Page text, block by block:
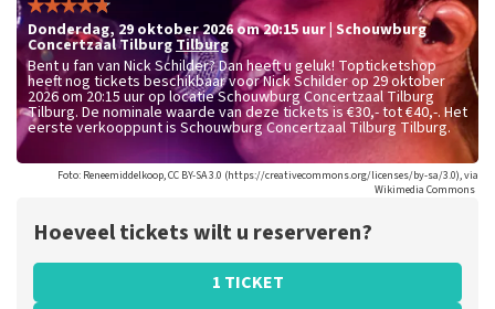
donderdag, 29 oktober 2026 om 20:15 uur Schouwburg
Concertzaal TilburgTilburg
Bent u fan van Nick Schilder? Dan heeft u geluk! Topticketshop
heeft nog tickets beschikbaar voor Nick Schilder op 29 oktober
2026 om 20:15 uur op locatie Schouwburg Concertzaal Tilburg
Tilburg. De nominale waarde van deze tickets is €30,- tot €40,-. Het
eerste verkooppunt is Schouwburg Concertzaal Tilburg Tilburg.
Foto: Reneemiddelkoop, CC BY-SA 3.0 (https://creativecommons.org/licenses/by-sa/3.0), via
Wikimedia Commons
Hoeveel tickets wilt u reserveren?
1 TICKET